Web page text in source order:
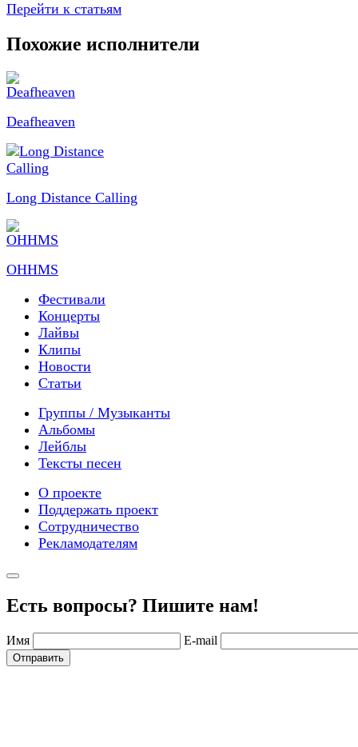
Перейти к статьям
Похожие исполнители
Deafheaven
Long Distance Calling
OHHMS
Фестивали
Концерты
Лайвы
Клипы
Новости
Статьи
Группы / Музыканты
Альбомы
Лейблы
Тексты песен
О проекте
Поддержать проект
Сотрудничество
Рекламодателям
Есть вопросы? Пишите нам!
Имя E-mail